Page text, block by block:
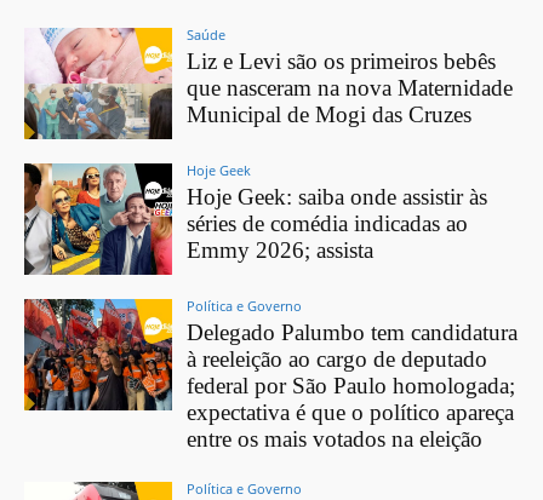
Saúde
Liz e Levi são os primeiros bebês
que nasceram na nova Maternidade
Municipal de Mogi das Cruzes
Hoje Geek
Hoje Geek: saiba onde assistir às
séries de comédia indicadas ao
Emmy 2026; assista
Política e Governo
Delegado Palumbo tem candidatura
à reeleição ao cargo de deputado
federal por São Paulo homologada;
expectativa é que o político apareça
entre os mais votados na eleição
Política e Governo